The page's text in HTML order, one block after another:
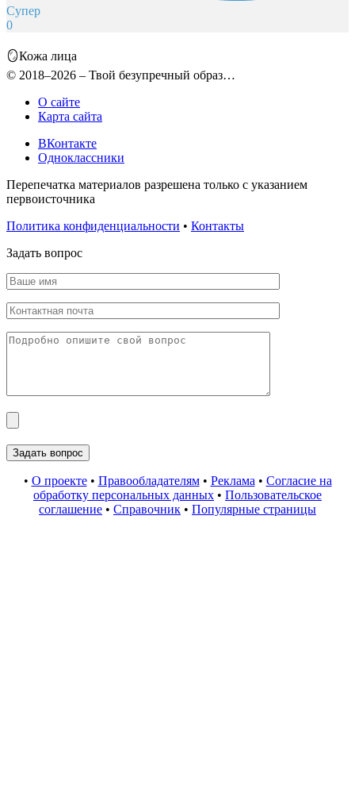
Супер
0
🪞Кожа лица
© 2018–2026 – Твой безупречный образ…
О сайте
Карта сайта
ВКонтакте
Одноклассники
Перепечатка материалов разрешена только с указанием
первоисточника
Политика конфиденциальности • Контакты
Задать вопрос
• О проекте• Правообладателям• Реклама • Согласие на
обработку персональных данных • Пользовательское
соглашение • Справочник • Популярные страницы